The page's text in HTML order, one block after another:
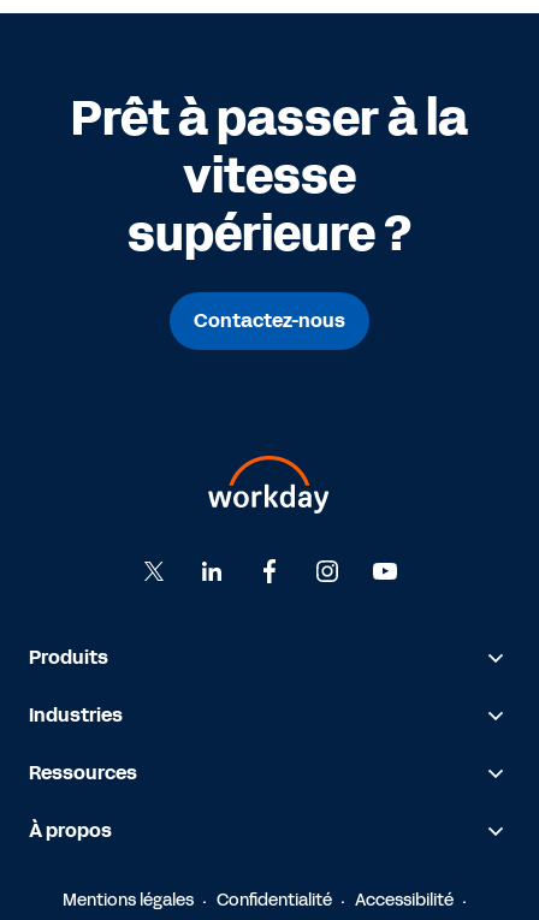
Prêt à passer à la
vitesse
supérieure ?
Contactez-nous
Produits
Industries
Ressources
À propos
Mentions légales Confidentialité Accessibilité